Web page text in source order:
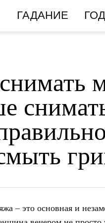
ГАДАНИЕ
– это основная и